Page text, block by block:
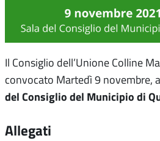
Il Consiglio dell’Unione Colline
convocato Martedì 9 novembre,
del Consiglio del Municipio di
Allegati